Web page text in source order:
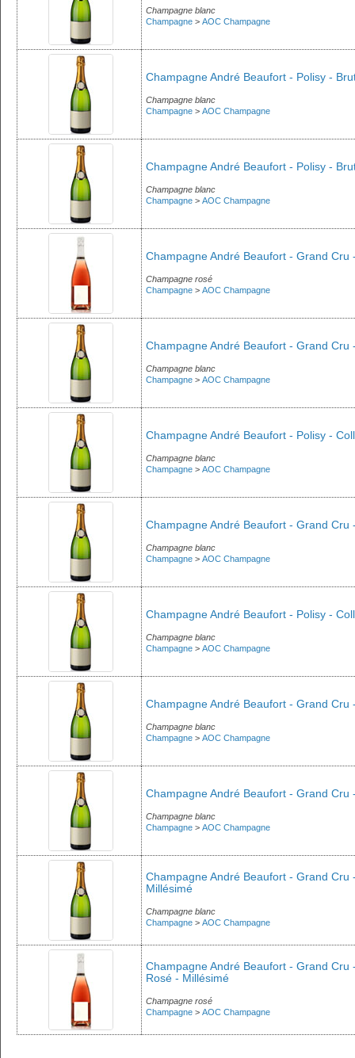
Champagne blanc
Champagne > AOC Champagne
Champagne André Beaufort - Polisy -
Champagne blanc
Champagne > AOC Champagne
Champagne André Beaufort - Polisy -
Champagne blanc
Champagne > AOC Champagne
Champagne André Beaufort - Grand Cru
Champagne rosé
Champagne > AOC Champagne
Champagne André Beaufort - Grand Cru
Champagne blanc
Champagne > AOC Champagne
Champagne André Beaufort - Polisy -
Champagne blanc
Champagne > AOC Champagne
Champagne André Beaufort - Grand Cru
Champagne blanc
Champagne > AOC Champagne
Champagne André Beaufort - Polisy -
Champagne blanc
Champagne > AOC Champagne
Champagne André Beaufort - Grand
Champagne blanc
Champagne > AOC Champagne
Champagne André Beaufort - Grand
Champagne blanc
Champagne > AOC Champagne
Champagne André Beaufort - Grand Cru
Millésimé
Champagne blanc
Champagne > AOC Champagne
Champagne André Beaufort - Grand Cru
Rosé - Millésimé
Champagne rosé
Champagne > AOC Champagne